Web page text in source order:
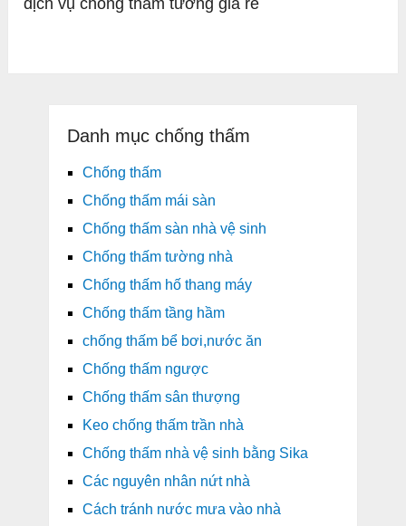
dịch vụ chống thấm tường giá rẻ
Danh mục chống thấm
Chống thấm
Chống thấm mái sàn
Chống thấm sàn nhà vệ sinh
Chống thấm tường nhà
Chống thấm hố thang máy
Chống thấm tầng hầm
chống thấm bể bơi,nước ăn
Chống thấm ngược
Chống thấm sân thượng
Keo chống thấm trần nhà
Chống thấm nhà vệ sinh bằng Sika
Các nguyên nhân nứt nhà
Cách tránh nước mưa vào nhà